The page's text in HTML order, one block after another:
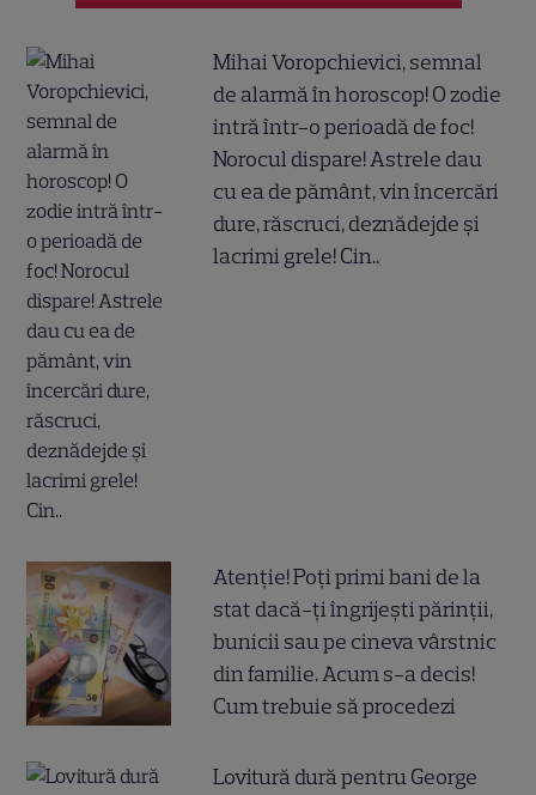
Mihai Voropchievici, semnal
de alarmă în horoscop! O zodie
intră într-o perioadă de foc!
Norocul dispare! Astrele dau
cu ea de pământ, vin încercări
dure, răscruci, deznădejde și
lacrimi grele! Cin..
Atenție! Poți primi bani de la
stat dacă-ți îngrijești părinții,
bunicii sau pe cineva vârstnic
din familie. Acum s-a decis!
Cum trebuie să procedezi
Lovitură dură pentru George